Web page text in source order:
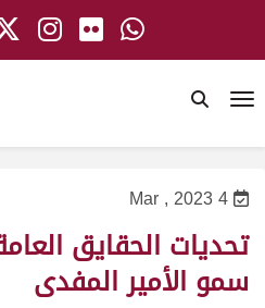
4 Mar , 2023
تحديات الحقايق
سمو الأمير المفدى